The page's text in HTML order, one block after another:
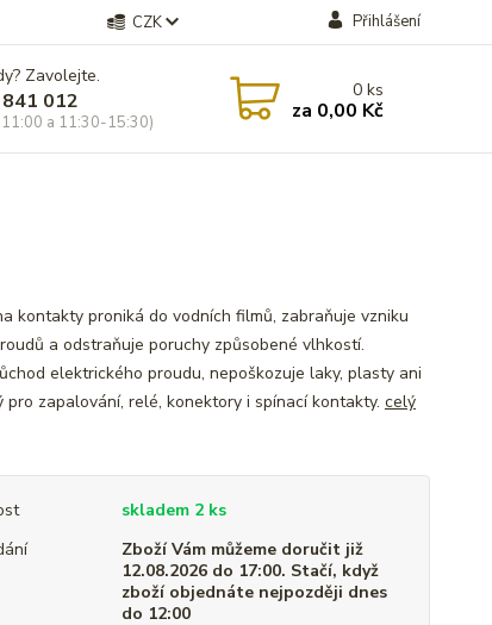
CZK Přihlášení
Zavolejte.
012
a 11:30-15:30)
0ks
za 0,00 Kč
kontakty proniká do vodních filmů, zabraňuje vzniku
a odstraňuje poruchy způsobené vlhkostí.
elektrického proudu, nepoškozuje laky, plasty ani
pro zapalování, relé, konektory i spínací kontakty. celý
skladem 2 ks
Zboží Vám můžeme doručit již
12.08.2026 do 17:00. Stačí, když
zboží objednáte nejpozději dnes
do 12:00